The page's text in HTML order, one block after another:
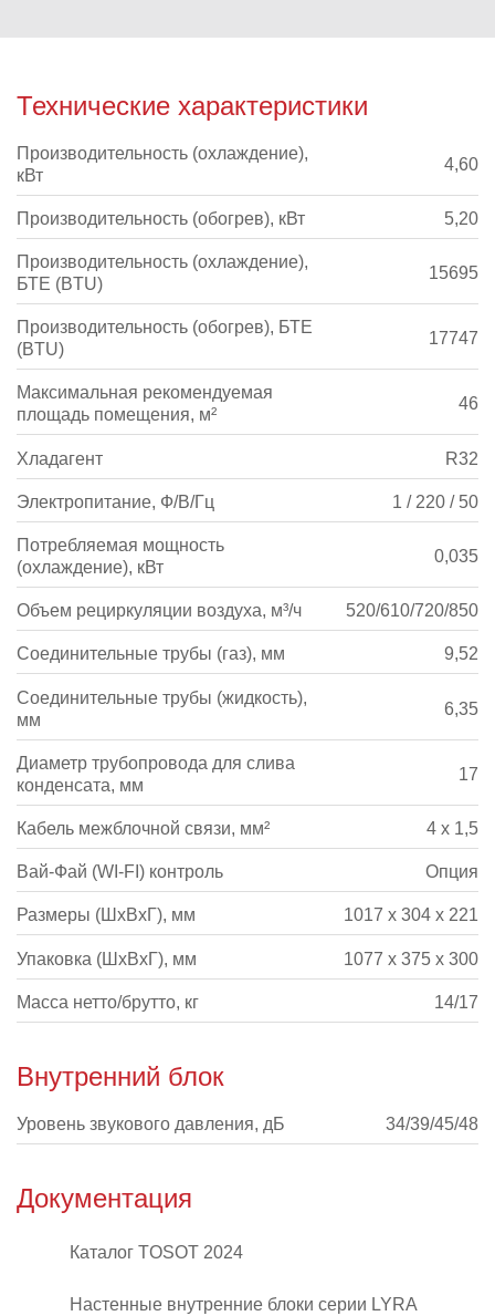
Технические характеристики
Производительность (охлаждение),
кВт
4,60
Производительность (обогрев), кВт 5,20
Производительность (охлаждение),
БТЕ (BTU)
15695
Производительность (обогрев), БТЕ
(BTU)
17747
Максимальная рекомендуемая
площадь помещения, м²
46
Хладагент R32
Электропитание, Ф/В/Гц 1 / 220 / 50
Потребляемая мощность
(охлаждение), кВт
0,035
Объем рециркуляции воздуха, м³/ч 520/610/720/850
Соединительные трубы (газ), мм 9,52
Соединительные трубы (жидкость),
мм
6,35
Диаметр трубопровода для слива
конденсата, мм
17
Кабель межблочной связи, мм² 4 х 1,5
Вай-Фай (WI-FI) контроль Опция
Размеры (ШхВхГ), мм 1017 x 304 x 221
Упаковка (ШхВхГ), мм 1077 x 375 x 300
Масса нетто/брутто, кг 14/17
Внутренний блок
Уровень звукового давления, дБ 34/39/45/48
Документация
Каталог TOSOT 2024
Настенные внутренние блоки серии LYRA